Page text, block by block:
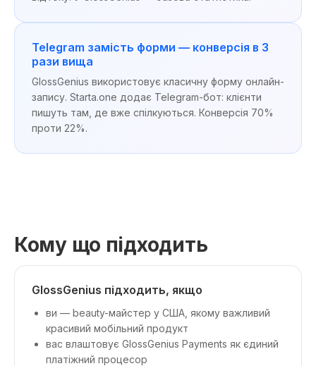
Telegram замість форми — конверсія в 3
рази вища
GlossGenius використовує класичну форму онлайн-
запису. Starta.one додає Telegram-бот: клієнти
пишуть там, де вже спілкуються. Конверсія 70%
проти 22%.
Кому що підходить
GlossGenius підходить, якщо
ви — beauty-майстер у США, якому важливий
красивий мобільний продукт
вас влаштовує GlossGenius Payments як єдиний
платіжний процесор